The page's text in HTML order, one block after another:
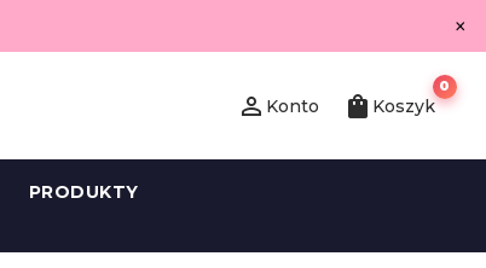
×
person_outline Konto shopping_bag Koszyk
0
PRODUKTY